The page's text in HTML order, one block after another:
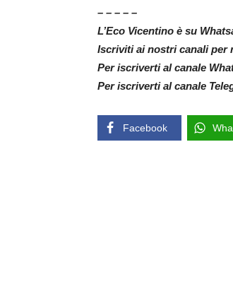
– – – – –
L’Eco Vicentino è su
Iscriviti ai nostri canali per
Per iscriverti al canale
Per iscriverti al canale
Facebook